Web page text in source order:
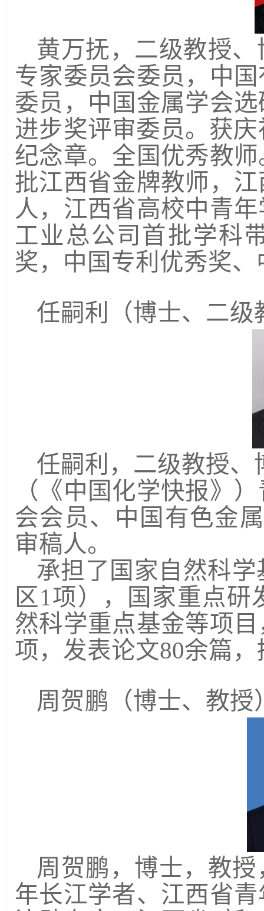
黄万抚，二级教授
专家委员会委员，中
委员，中国金属学会
进步奖评审委员。获
纪念章。全国优秀教
批江西省金牌教师，
人，江西省高校中青
工业总公司首批学科
奖，中国专利优秀奖
任嗣利
（博士、二
任嗣利，二级教授、
（《中国化学快报》
会会员、中国有色金
审稿人。
承担了国家自然科
区 1项），国家重点研
然科学重点基金等项
项，发表论文80余篇，
周贺鹏（博士、教授
周贺鹏，博士，教
年长江学者、江西省